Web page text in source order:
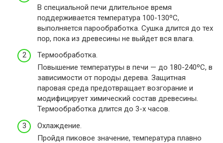
В специальной печи длительное время
поддерживается температура 100-130ºС,
выполняется парообработка. Сушка длится до тех
пор, пока из древесины не выйдет вся влага.
Термообработка.
Повышение температуры в печи — до 180-240ºС, в
зависимости от породы дерева. Защитная
паровая среда предотвращает возгорание и
модифицирует химический состав древесины.
Термообработка длится до 3-х часов.
Охлаждение.
Пройдя пиковое значение, температура плавно